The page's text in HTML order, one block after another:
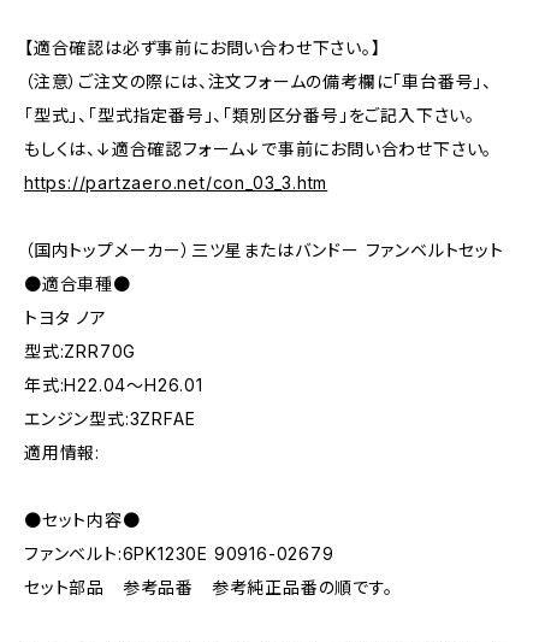
【適合確認は必ず事前にお問い合わせ下さい。】
（注意）ご注文の際には、注文フォームの備考欄に「車台番号」、
「型式」、「型式指定番号」、「類別区分番号」をご記入下さい。
もしくは、↓適合確認フォーム↓で事前にお問い合わせ下さい。
https://partzaero.net/con_03_3.htm
（国内トップメーカー）三ツ星またはバンドー ファンベルトセット
●適合車種●
トヨタ ノア
型式:ZRR70G
年式:H22.04～H26.01
エンジン型式:3ZRFAE
適用情報:
●セット内容●
ファンベルト:6PK1230E 90916-02679
セット部品 参考品番 参考純正品番の順です。